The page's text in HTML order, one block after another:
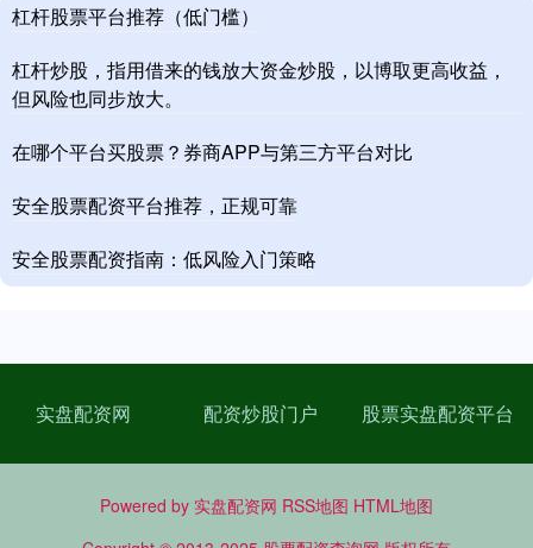
杠杆股票平台推荐（低门槛）
杠杆炒股，指用借来的钱放大资金炒股，以博取更高收益，
但风险也同步放大。
在哪个平台买股票？券商APP与第三方平台对比
安全股票配资平台推荐，正规可靠
安全股票配资指南：低风险入门策略
实盘配资网 配资炒股门户 股票实盘配资平台
Powered by 实盘配资网 RSS地图 HTML地图